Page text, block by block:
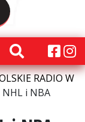
RADIO W
i NBA